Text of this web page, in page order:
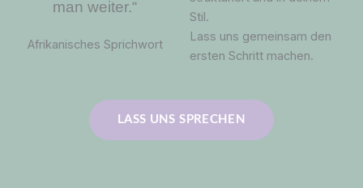
man weiter.“
Afrikanisches Sprichwort
Stil.
Lass uns gemeinsam den
ersten Schritt machen.
LASS UNS SPRECHEN